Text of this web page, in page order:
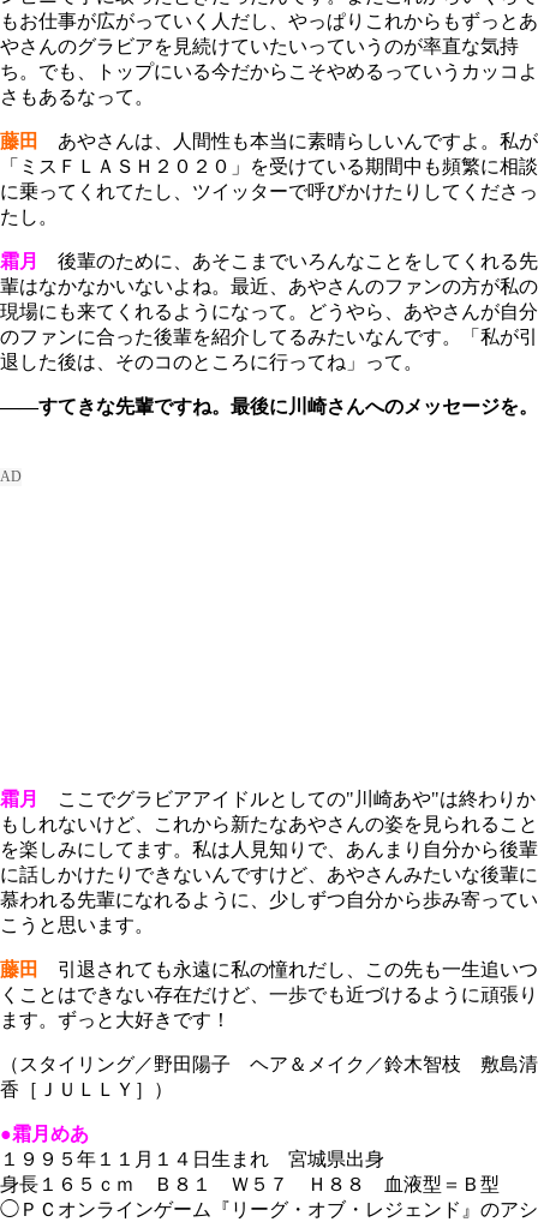
もお仕事が広がっていく人だし、やっぱりこれからもずっとあ
やさんのグラビアを見続けていたいっていうのが率直な気持
ち。でも、トップにいる今だからこそやめるっていうカッコよ
さもあるなって。
藤田
あやさんは、人間性も本当に素晴らしいんですよ。私が
「ミスＦＬＡＳＨ２０２０」を受けている期間中も頻繁に相談
に乗ってくれてたし、ツイッターで呼びかけたりしてくださっ
たし。
霜月
後輩のために、あそこまでいろんなことをしてくれる先
輩はなかなかいないよね。最近、あやさんのファンの方が私の
現場にも来てくれるようになって。どうやら、あやさんが自分
のファンに合った後輩を紹介してるみたいなんです。「私が引
退した後は、そのコのところに行ってね」って。
――すてきな先輩ですね。最後に川崎さんへのメッセージを。
霜月
ここでグラビアアイドルとしての"川崎あや"は終わりか
もしれないけど、これから新たなあやさんの姿を見られること
を楽しみにしてます。私は人見知りで、あんまり自分から後輩
に話しかけたりできないんですけど、あやさんみたいな後輩に
慕われる先輩になれるように、少しずつ自分から歩み寄ってい
こうと思います。
藤田
引退されても永遠に私の憧れだし、この先も一生追いつ
くことはできない存在だけど、一歩でも近づけるように頑張り
ます。ずっと大好きです！
（スタイリング／野田陽子 ヘア＆メイク／鈴木智枝 敷島清
香［ＪＵＬＬＹ］）
●霜月めあ
１９９５年１１月１４日生まれ 宮城県出身
身長１６５ｃｍ Ｂ８１ Ｗ５７ Ｈ８８ 血液型＝Ｂ型
◯ＰＣオンラインゲーム『リーグ・オブ・レジェンド』のアシ